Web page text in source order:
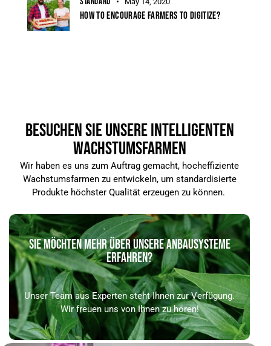
HOW TO ENCOURAGE FARMERS TO DIGITIZE?
BESUCHEN SIE UNSERE INTELLIGENTEN
WACHSTUMSFARMEN
Wir haben es uns zum Auftrag gemacht, hocheffiziente
Wachstumsfarmen zu entwickeln, um standardisierte
Produkte höchster Qualität erzeugen zu können.
SIE MÖCHTEN MEHR ÜBER UNSERE ANBAUSYSTEME
ERFAHREN?
Unser Team aus Experten steht Ihnen zur Verfügung.
Wir freuen uns von Ihnen zu hören!